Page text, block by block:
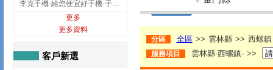
李克手機-給您便宜好手機-手機收購,屏東手機收購
更多
更多資料
客戶新選
分區 全區 >> 雲林縣 >> 西螺鎮
服務項目 雲林縣-西螺鎮- >>